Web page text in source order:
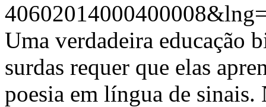
Uma verdadeira educação
surdas requer que elas
poesia em língua de sinais.